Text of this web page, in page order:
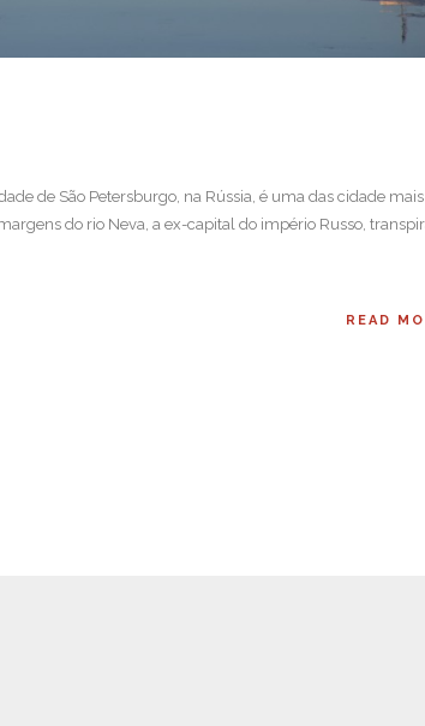
de São Petersburgo, na Rússia, é uma das cidade mais
do rio Neva, a ex-capital do império Russo,
READ